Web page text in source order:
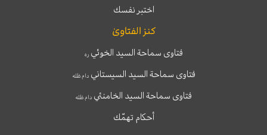
اختبر نفسك
كنز الفتاوىٰ
فتاوى سماحة السيد الخوئيره
فتاوى سماحة السيد السيستانيدام ظله
فتاوى سماحة السيد الخامنئي دام ظله
أحكام تهمّك